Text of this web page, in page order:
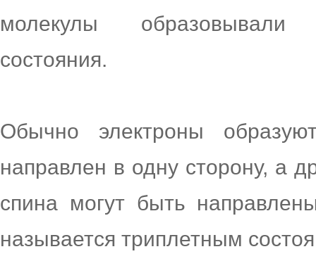
молекулы образовывали
состояния.
Обычно электроны
направлен в одну сторону, а
спина могут быть
называется триплетным